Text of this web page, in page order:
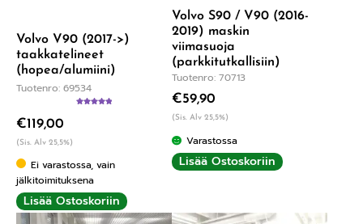
Volvo V90 (2017->)
taakkatelineet
(hopea/alumiini)
Tuotenro: 69534
€119,00
(Sis. Alv 25,5%)
Ei varastossa, vain
jälkitoimituksena
Lisää Ostoskoriin
Volvo S90 / V90 (2016-
2019) maskin
viimasuoja
(parkkitutkallisiin)
Tuotenro: 70713
€59,90
(Sis. Alv 25,5%)
Varastossa
Lisää Ostoskoriin